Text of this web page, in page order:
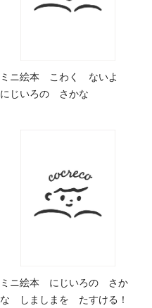
ミニ絵本 こわく ないよ
にじいろの さかな
ミニ絵本 にじいろの さか
な しましまを たすける！